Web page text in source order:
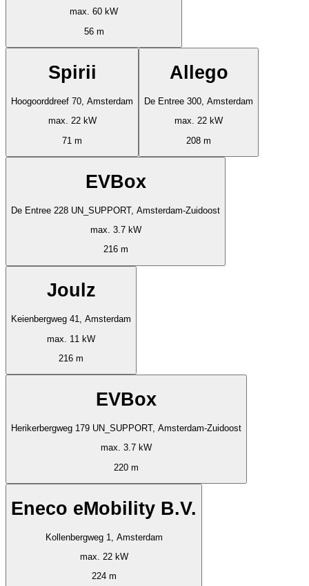
max. 60 kW
56 m
Spirii
Hoogoorddreef 70, Amsterdam
max. 22 kW
71 m
Allego
De Entree 300, Amsterdam
max. 22 kW
208 m
EVBox
De Entree 228 UN_SUPPORT, Amsterdam-Zuidoost
max. 3.7 kW
216 m
Joulz
Keienbergweg 41, Amsterdam
max. 11 kW
216 m
EVBox
Herikerbergweg 179 UN_SUPPORT, Amsterdam-Zuidoost
max. 3.7 kW
220 m
Eneco eMobility B.V.
Kollenbergweg 1, Amsterdam
max. 22 kW
224 m